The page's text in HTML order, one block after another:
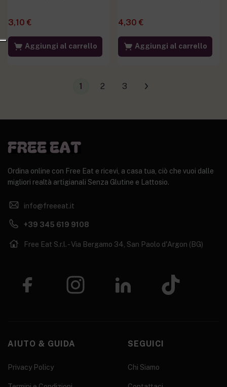
3,10 €
Aggiungi al carrello
4,30 €
Aggiungi al carrello
1 2 3
Ordina online con Free Eat e ricevi, a casa tua, ciò che vuoi dalle
migliori realtà artigianali Senza Glutine e Lattosio.
info@freeeat.it
+39 345 619 9108
Free Eat S.r.l. - Via Bergamo 34, San Paolo d'Argon (BG)
AIUTO & GUIDA
Privacy Policy
SEGUICI
Chi Siamo